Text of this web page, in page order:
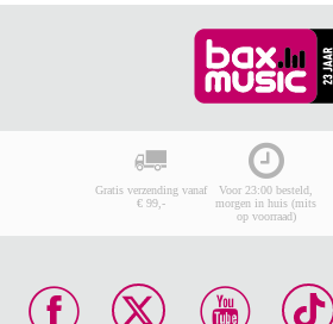
Gratis verzending vanaf
€ 99,-
Voor 23:00 besteld,
morgen in huis (mits
op voorraad)